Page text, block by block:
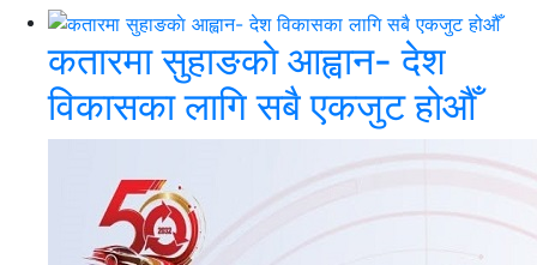
कतारमा सुहाङकाे आह्वान- देश
विकासका लागि सबै एकजुट होऔँ